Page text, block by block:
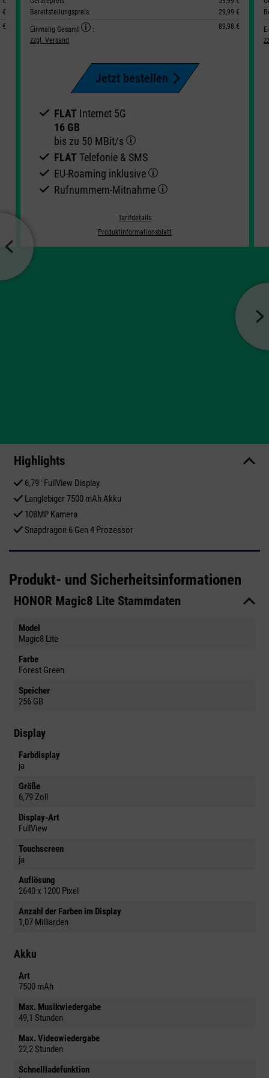
€
€
Bereitstellungspreis:
29,99 €
Einmalig Gesamt :
89,98 €
zzgl. Versand
Jetzt bestellen
FLAT Internet 5G
16 GB
bis zu 50 MBit/s
FLATTelefonie & SMS
EU-Roaming inklusive
Rufnummern-​Mitnahme
Tarifdetails
Produktinformationsblatt
Highlights
6,79" FullView Display
Langlebiger 7500 mAh Akku
108MP Kamera
Snapdragon 6 Gen 4 Prozessor
Produkt- und Sicherheitsinformationen
HONOR Magic8 Lite Stammdaten
Model
Magic8 Lite
Farbe
Forest Green
Speicher
256 GB
Display
Farbdisplay
ja
Größe
6,79 Zoll
Display-Art
FullView
Touchscreen
ja
Auflösung
2640 x 1200 Pixel
Anzahl der Farben im Display
1,07 Milliarden
Akku
Art
7500 mAh
Max. Musikwiedergabe
49,1 Stunden
Max. Videowiedergabe
22,2 Stunden
Schnellladefunktion